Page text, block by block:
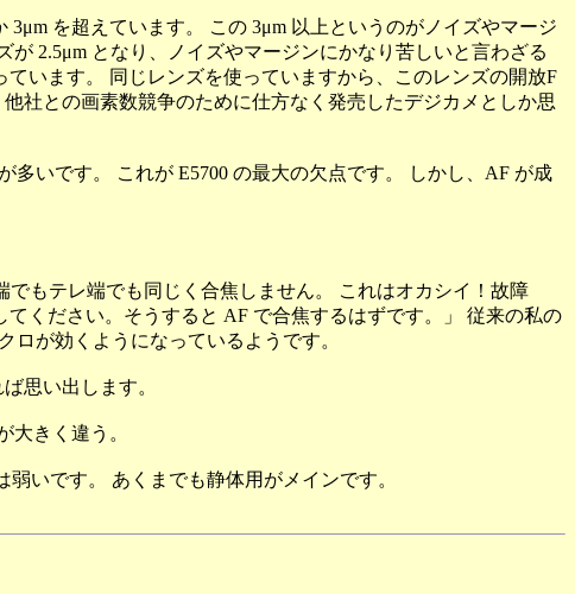
を超えています。 この 3μm 以上というのがノイズやマージ
2.5μm となり、ノイズやマージンにかなり苦しいと言わざる
ています。 同じレンズを使っていますから、このレンズの開放F
社との画素数競争のために仕方なく発売したデジカメとしか思
いです。 これが E5700 の最大の欠点です。 しかし、AF が成
もテレ端でも同じく合焦しません。 これはオカシイ！故障
ください。そうすると AF で合焦するはずです。」 従来の私の
が効くようになっているようです。
思い出します。
大きく違う。
いです。 あくまでも静体用がメインです。